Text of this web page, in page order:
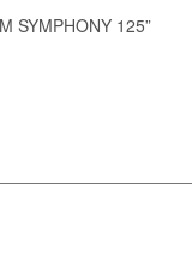
SYMPHONY 125”